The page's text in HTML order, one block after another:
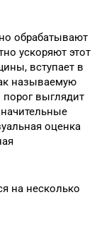
обрабатывают
ускоряют этот
вступает в
называемую
выглядит
оценка
на несколько